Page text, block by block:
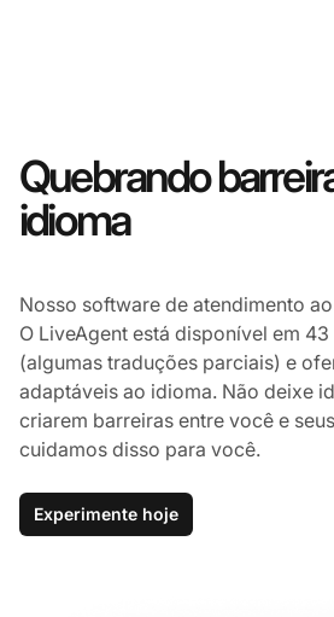
Quebrando
idioma
Nosso software de atendimento
O LiveAgent está disponível em
(algumas traduções parciais) e
adaptáveis ao idioma. Não deixe
criarem barreiras entre você e
cuidamos disso para você.
Experimente hoje